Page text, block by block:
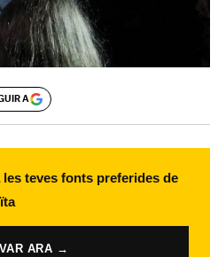
A
teves fonts preferides de
ARA →